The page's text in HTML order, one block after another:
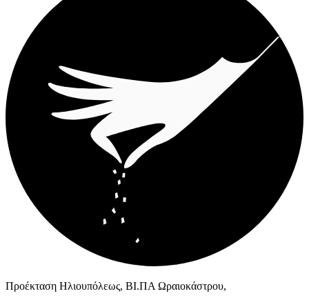
Προέκταση Ηλιουπόλεως, ΒΙ.ΠΑ Ωραιοκάστρου,